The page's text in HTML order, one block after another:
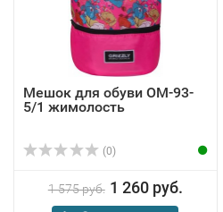
Мешок для обуви OM-93-
5/1 жимолость
(0)
1 575 руб. 1 260 руб.